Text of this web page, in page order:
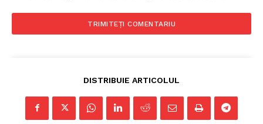
DISTRIBUIE ARTICOLUL